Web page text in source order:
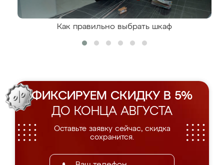
Как правильно выбрать шкаф
ФИКСИРУЕМ СКИДКУ В 5%
ДО КОНЦА АВГУСТА
Оставьте заявку сейчас, скидка
сохранится.